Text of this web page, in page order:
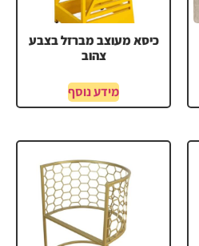
כיסא מעוצב מברזל בצבע
צהוב
מידע נוסף